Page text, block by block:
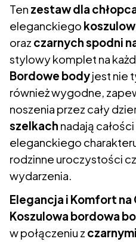
Ten zestaw dla
eleganckiego
oraz czarnych spodni
stylowy komplet na
Bordowe bodyjest nie
również wygodne,
noszenia przez cały
szelkach nadają
eleganckiego
rodzinne uroczystości
wydarzenia.
Elegancja i Komfort na
Koszulowa bordowa
w połączeniu z